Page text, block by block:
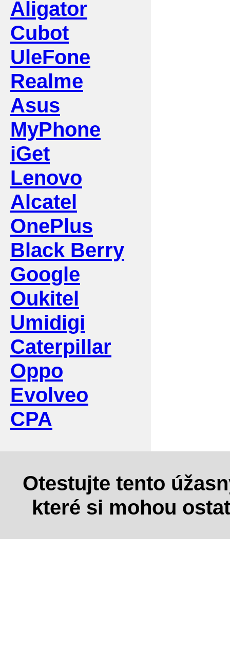
Aligator
Cubot
UleFone
Realme
Asus
MyPhone
iGet
Lenovo
Alcatel
OnePlus
Black Berry
Google
Oukitel
Umidigi
Caterpillar
Oppo
Evolveo
CPA
Otestujte tento
které si mohou